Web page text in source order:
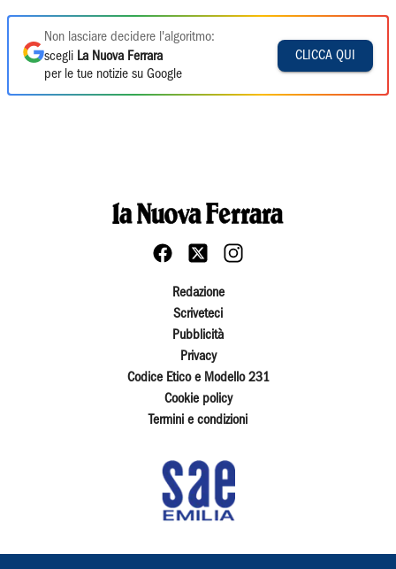
Non lasciare decidere l'algoritmo:
scegli La Nuova Ferrara
per le tue notizie su Google
CLICCA QUI
Redazione
Scriveteci
Pubblicità
Privacy
Codice Etico e Modello 231
Cookie policy
Termini e condizioni